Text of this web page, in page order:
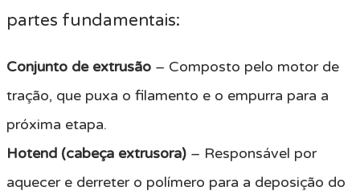
partes fundamentais:
Conjunto de extrusão – Composto pelo motor de
tração, que puxa o filamento e o empurra para a
próxima etapa.
Hotend (cabeça extrusora) – Responsável por
aquecer e derreter o polímero para a deposição do